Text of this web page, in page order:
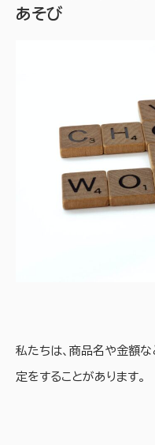
あそび
私たちは、商品名や金額
定をすることがあります。